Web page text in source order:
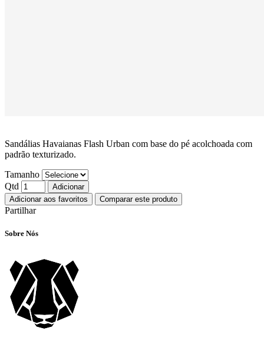
Sandálias Havaianas Flash Urban com base do pé acolchoada com
padrão texturizado.
Tamanho
Qtd
Adicionar
Adicionar aos favoritos
Comparar este produto
Partilhar
Sobre Nós